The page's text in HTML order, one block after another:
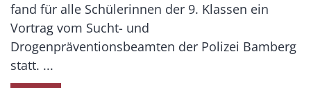
fand für alle Schülerinnen der 9. Klassen ein
Vortrag vom Sucht- und
Drogenpräventionsbeamten der Polizei Bamberg
statt. ...